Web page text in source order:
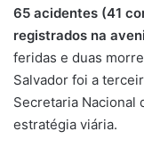
65 acidentes (41
registrados na
feridas e duas
Salvador foi a
Secretaria Nacional
estratégia viária.